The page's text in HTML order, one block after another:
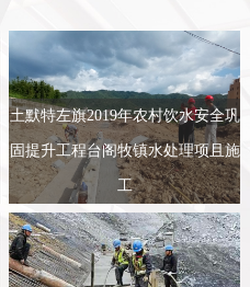
土默特左旗2019年农村饮水安全巩
固提升工程台阁牧镇水处理项且施
工